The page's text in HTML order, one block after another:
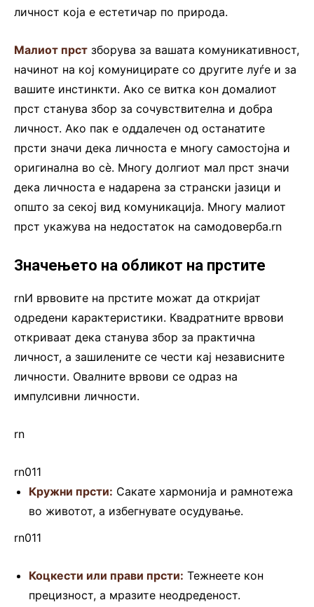
личност која е естетичар по природа.
Малиот прст зборува за вашата комуникативност,
начинот на кој комуницирате со другите луѓе и за
вашите инстинкти. Ако се витка кон домалиот
прст станува збор за сочувствителна и добра
личност. Ако пак е оддалечен од останатите
прсти значи дека личноста е многу самостојна и
оригинална во сѐ. Многу долгиот мал прст значи
дека личноста е надарена за странски јазици и
општо за секој вид комуникација. Многу малиот
прст укажува на недостаток на самодоверба.rn
Значењето на обликот на прстите
rnИ врвовите на прстите можат да откријат
одредени карактеристики. Квадратните врвови
откриваат дека станува збор за практична
личност, а зашилените се чести кај независните
личности. Овалните врвови се одраз на
импулсивни личности.
rn
rn011
Кружни прсти: Сакате хармонија и рамнотежа
во животот, а избегнувате осудување.
rn011
Коцкести или прави прсти: Тежнеете кон
прецизност, а мразите неодреденост.